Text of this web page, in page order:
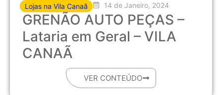
Lojas na Vila Canaã 14 de Janeiro, 2024
GRENÃO AUTO PEÇAS –
Lataria em Geral – VILA
CANAÃ
VER CONTEÚDO